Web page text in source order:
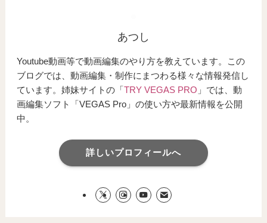
あつし
Youtube動画等で動画編集のやり方を教えています。この
ブログでは、動画編集・制作にまつわる様々な情報発信し
ています。姉妹サイトの「TRY VEGAS PRO 」では、動
画編集ソフト「VEGAS Pro」の使い方や最新情報を公開
中。
詳しいプロフィールへ